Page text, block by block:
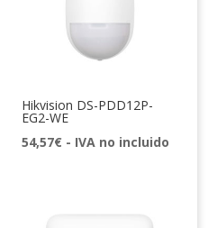
Hikvision DS-PDD12P-
EG2-WE
54,57€ - IVA no incluido